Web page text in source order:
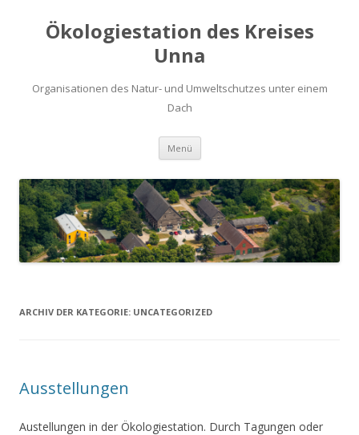
Ökologiestation des Kreises
Unna
Organisationen des Natur- und Umweltschutzes unter einem
Dach
Menü Zum
springen
ARCHIV DER KATEGORIE: UNCATEGORIZED
Ausstellungen
Austellungen in der Ökologiestation. Durch Tagungen oder